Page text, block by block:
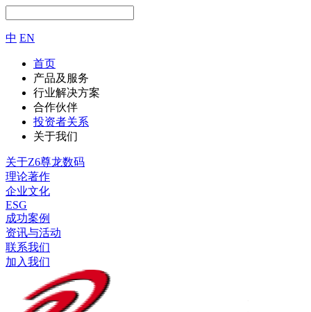
中 EN
首页
产品及服务
行业解决方案
合作伙伴
投资者关系
关于我们
关于Z6尊龙数码
理论著作
企业文化
ESG
成功案例
资讯与活动
联系我们
加入我们